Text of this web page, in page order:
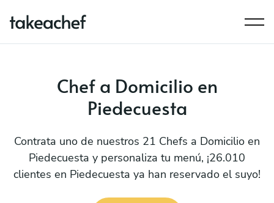
Chef a Domicilio en
Piedecuesta
Contrata uno de nuestros 21 Chefs a Domicilio en
Piedecuesta y personaliza tu menú, ¡26.010
clientes en Piedecuesta ya han reservado el suyo!